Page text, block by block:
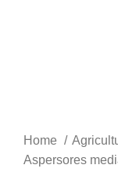
Home
Aspersores